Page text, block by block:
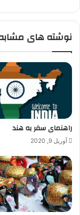
نوشته های
راهنمای سفر به هند
آوریل 9, 2020